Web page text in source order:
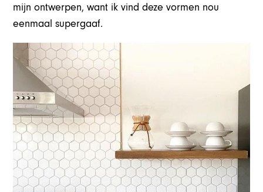
mijn ontwerpen, want ik vind deze vormen nou
eenmaal supergaaf.